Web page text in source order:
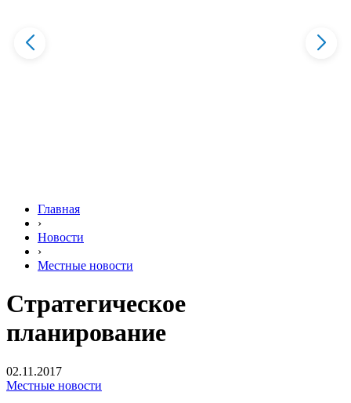
Главная
›
Новости
›
Местные новости
Стратегическое
планирование
02.11.2017
Местные новости